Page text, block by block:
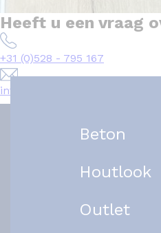
Heeft u een vraag
+31 (0)528 - 795 167
info@het-tegelplein.nl
Beton
Houtlook
Outlet